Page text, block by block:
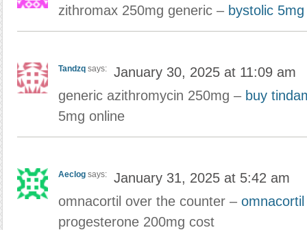
zithromax 250mg generic – bystolic
Tandzq says:
January 30, 2025 at 11:09 am
generic azithromycin 250mg – buy
5mg online
Aeclog says:
January 31, 2025 at 5:42 am
omnacortil over the counter –
progesterone 200mg cost